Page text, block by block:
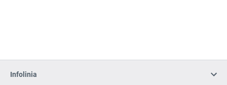
Infolinia